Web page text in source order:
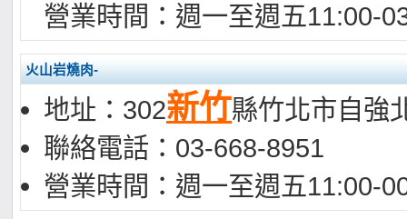
營業時間：週一至週五11:00-
火山岩燒肉-
地址：302新竹縣竹北市自強
聯絡電話：03-668-8951
營業時間：週一至週五11:00-